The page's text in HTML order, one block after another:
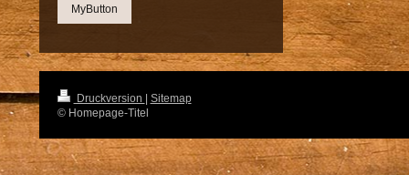
MyButton
Druckversion
Sitemap
© Homepage-Titel